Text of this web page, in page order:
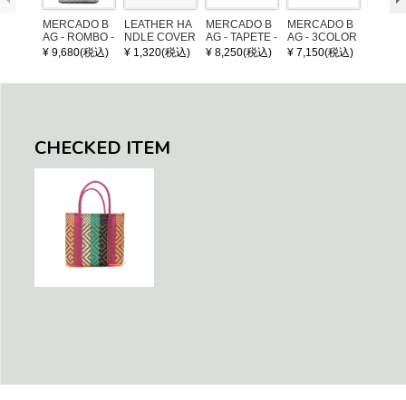
MERCADO B
AG - ROMBO -
LONG HANDL
¥ 9,680(税込)
LEATHER HA
NDLE COVER
¥ 1,320(税込)
MERCADO B
AG - TAPETE -
Black (S)
¥ 8,250(税込)
MERCADO B
AG - 3COLOR
S CHECK - Bl
¥ 7,150(税込)
CHECKED ITEM